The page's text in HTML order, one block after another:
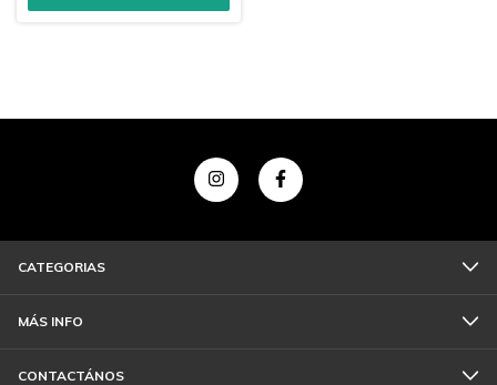
CATEGORIAS
MÁS INFO
CONTACTÁNOS